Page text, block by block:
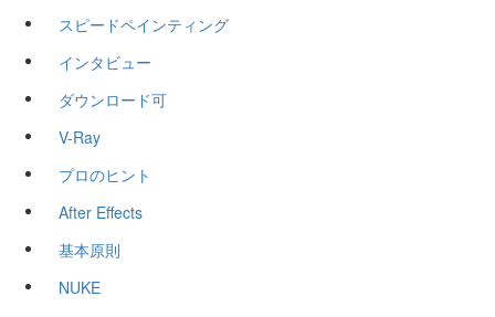
スピードペインティング
インタビュー
ダウンロード可
V-Ray
プロのヒント
After Effects
基本原則
NUKE